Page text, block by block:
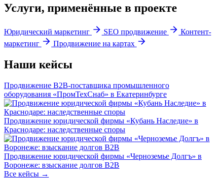
Услуги, применённые в проекте
Юридический маркетинг SEO продвижение
Контент-
маркетинг
Продвижение на картах
Наши кейсы
Продвижение B2B-поставщика промышленного
оборудования «ПромТехСнаб» в Екатеринбурге
Продвижение юридической фирмы «Кубань Наследие» в
Краснодаре: наследственные споры
Продвижение юридической фирмы «Черноземье Долгъ» в
Воронеже: взыскание долгов B2B
Все кейсы →